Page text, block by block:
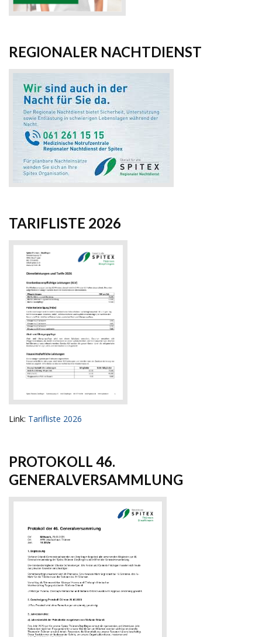
REGIONALER NACHTDIENST
TARIFLISTE 2026
Link: Tarifliste 2026
PROTOKOLL 46.
GENERALVERSAMMLUNG